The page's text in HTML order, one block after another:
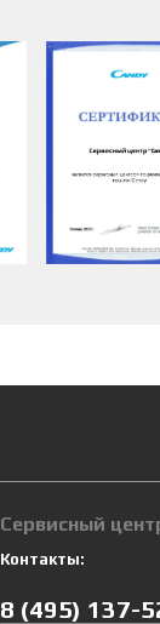
Сервисный
Контакты:
8 (495) 137-